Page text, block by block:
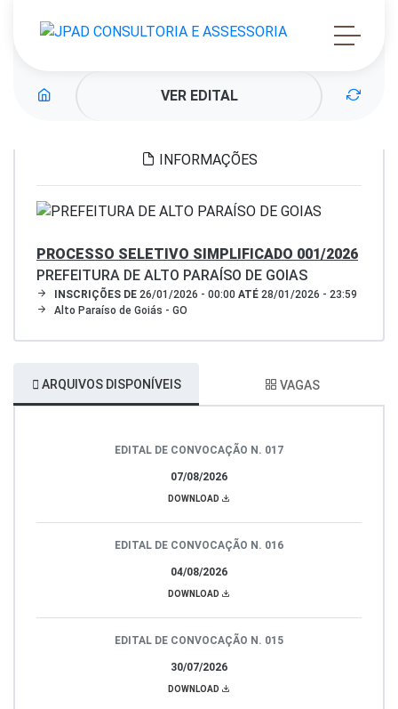
VER EDITAL
INFORMAÇÕES
PROCESSO SELETIVO SIMPLIFICADO 001/2026
PREFEITURA DE ALTO PARAÍSO DE GOIAS
INSCRIÇÕES DE 26/01/2026 - 00:00 ATÉ 28/01/2026 - 23:59
Alto Paraíso de Goiás - GO
ARQUIVOS DISPONÍVEIS VAGAS
07/08/2026
EDITAL DE CONVOCAÇÃO N. 017
DOWNLOAD
04/08/2026
EDITAL DE CONVOCAÇÃO N. 016
DOWNLOAD
30/07/2026
EDITAL DE CONVOCAÇÃO N. 015
DOWNLOAD